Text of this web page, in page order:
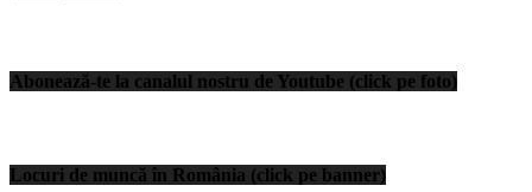
Abonează-te la canalul nostru de Youtube (click pe foto)
Locuri de muncă în România (click pe banner)